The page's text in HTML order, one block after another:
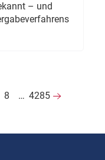
– und
8 … 4285